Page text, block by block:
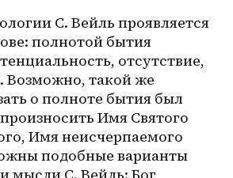
С. Вейль проявляется
полнотой бытия
отсутствие,
Возможно, такой же
о полноте бытия был
Имя Святого
Имя неисчерпаемого
подобные варианты